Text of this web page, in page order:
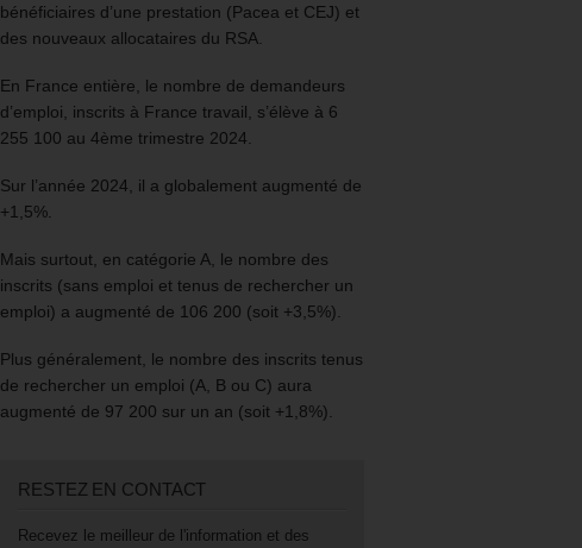
bénéficiaires d’une prestation (Pacea et CEJ) et
des nouveaux allocataires du RSA.
En France entière, le nombre de demandeurs
d’emploi, inscrits à France travail, s’élève à 6
255 100 au 4ème trimestre 2024.
Sur l’année 2024, il a globalement augmenté de
+1,5%.
Mais surtout, en catégorie A, le nombre des
inscrits (sans emploi et tenus de rechercher un
emploi) a augmenté de 106 200 (soit +3,5%).
Plus généralement, le nombre des inscrits tenus
de rechercher un emploi (A, B ou C) aura
augmenté de 97 200 sur un an (soit +1,8%).
RESTEZ EN CONTACT
Recevez le meilleur de l'information et des